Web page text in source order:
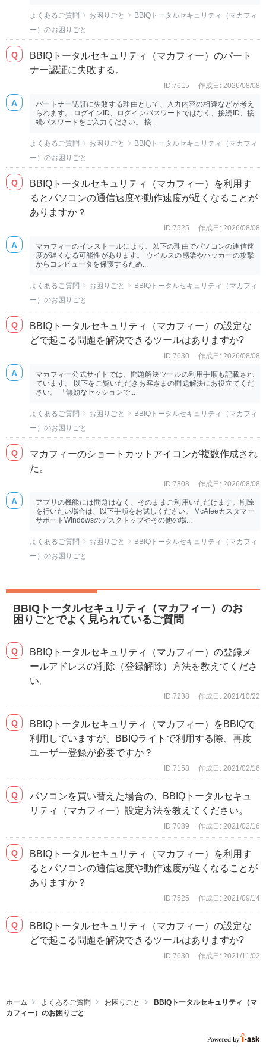
よくあるご質問 お困りごと
BBIQトータルセキュリティ（マカフィ
ー）のお困りごと
BBIQトータルセキュリティ（マカフィー）のパート
ナー認証に失敗する。
ID:7615 作成日: 2026/08/08
パートナー認証に失敗する理由として、入力内容の相違などが考え
られます。 ログインID、ログインパスワードではなく、接続ID、接
続パスワードをご入力ください。 接...
よくあるご質問 お困りごと
BBIQトータルセキュリティ（マカフィ
ー）のお困りごと
BBIQトータルセキュリティ（マカフィー）を利用す
るとパソコンの通信速度や動作速度が遅くなることが
ありますか？
ID:7525 作成日: 2026/08/08
マカフィーのインストールにより、以下の理由でパソコンの通信速
度が遅くなる可能性があります。 ウイルスの感染やハッカーの攻撃
からコンピュータを保護するため...
よくあるご質問 お困りごと
BBIQトータルセキュリティ（マカフィ
ー）のお困りごと
BBIQトータルセキュリティ（マカフィー）の設定な
どで起こる問題を解決できるツールはありますか?
ID:7630 作成日: 2026/08/08
マカフィー公式サイトでは、問題解決ツールの利用手順も記載され
ています。 以下をご覧いただきお客さまの問題解決にお役立てくだ
さい。 「無効なセッションで...
よくあるご質問 お困りごと
BBIQトータルセキュリティ（マカフィ
ー）のお困りごと
マカフィーのショートカットアイコンが複数作成され
た。
ID:7808 作成日: 2026/08/08
アプリの機能には問題はなく、そのままご利用いただけます。削除
を行いたい場合は、以下手順をお試しください。 McAfeeカスタマー
サポートWindowsのデスクトップやその他の場...
よくあるご質問 お困りごと
BBIQトータルセキュリティ（マカフィ
ー）のお困りごと
BBIQトータルセキュリティ（マカフィー）のお
困りごとでよく見られているご質問
BBIQトータルセキュリティ（マカフィー）の登録メ
ールアドレスの削除（登録解除）方法を教えてくださ
い。
ID:7238 作成日: 2021/10/22
BBIQトータルセキュリティ（マカフィー）をBBIQで
利用していますが、BBIQライトで利用する際、再度
ユーザー登録が必要ですか？
ID:7158 作成日: 2021/02/16
パソコンを買い替えた場合の、BBIQトータルセキュ
リティ（マカフィー）設定方法を教えてください。
ID:7089 作成日: 2021/02/16
BBIQトータルセキュリティ（マカフィー）を利用す
るとパソコンの通信速度や動作速度が遅くなることが
ありますか？
ID:7525 作成日: 2021/09/14
BBIQトータルセキュリティ（マカフィー）の設定な
どで起こる問題を解決できるツールはありますか?
ID:7630 作成日: 2021/11/02
ホーム よくあるご質問 お困りごと
BBIQトータルセキュリティ（マ
カフィー）のお困りごと